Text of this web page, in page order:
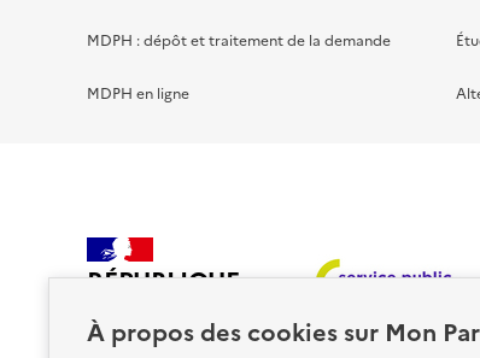
À propos des cookies sur Mon
MDPH : dépôt et traitement de la demande
MDPH en ligne
RÉPUBLIQUE